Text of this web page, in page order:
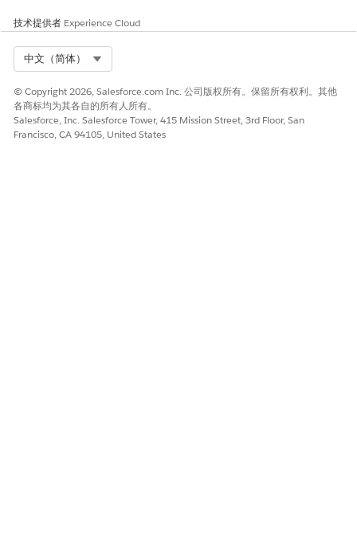
技术提供者 Experience Cloud
中文（简体）
© Copyright 2026, Salesforce.com Inc. 公司版权所有。保留所有权利。其他
各商标均为其各自的所有人所有。
Salesforce, Inc. Salesforce Tower, 415 Mission Street, 3rd Floor, San
Francisco, CA 94105, United States